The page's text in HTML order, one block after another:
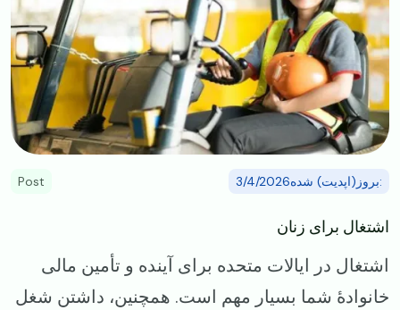
:بروز(اپدیت) شده3/4/2026 Post
اشتغال برای زنان
اشتغال در ایالات متحده برای آینده و تأمین مالی
خانواده‌ٔ شما بسیار مهم است. همچنین، داشتن شغل